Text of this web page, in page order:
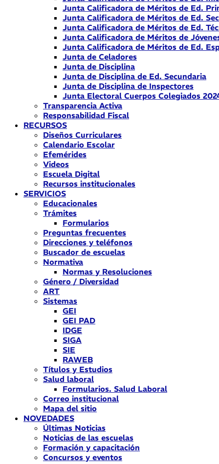
Junta Calificadora de Méritos de Ed.
Junta Calificadora de Méritos de Ed.
Junta Calificadora de Méritos de Ed.
Junta Calificadora de Méritos de
Junta Calificadora de Méritos de Ed.
Junta de Celadores
Junta de Disciplina
Junta de Disciplina de Ed. Secundaria
Junta de Disciplina de Inspectores
Junta Electoral Cuerpos Colegiados
Transparencia Activa
Responsabilidad Fiscal
RECURSOS
Diseños Curriculares
Calendario Escolar
Efemérides
Videos
Escuela Digital
Recursos institucionales
SERVICIOS
Educacionales
Trámites
Formularios
Preguntas frecuentes
Direcciones y teléfonos
Buscador de escuelas
Normativa
Normas y Resoluciones
Género / Diversidad
ART
Sistemas
GEI
GEI PAD
IDGE
SIGA
SIE
RAWEB
Títulos y Estudios
Salud laboral
Formularios. Salud Laboral
Correo institucional
Mapa del sitio
NOVEDADES
Últimas Noticias
Noticias de las escuelas
Formación y capacitación
Concursos y eventos